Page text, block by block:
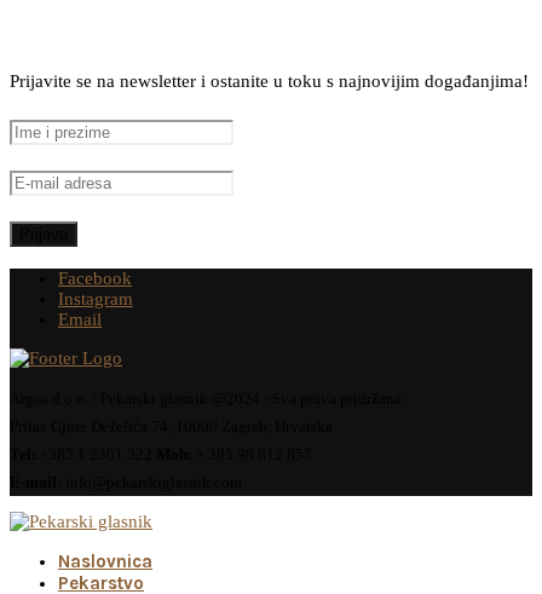
Prijavite se na newsletter i ostanite u toku s najnovijim događanjima!
Facebook
Instagram
Email
Naslovnica
Pekarstvo